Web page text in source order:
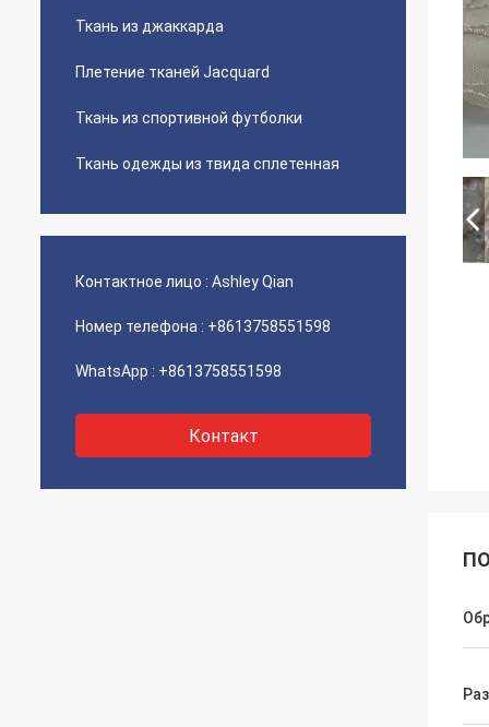
Ткань из джаккарда
Плетение тканей Jacquard
Ткань из спортивной футболки
Ткань одежды из твида сплетенная
Контактное лицо : Ashley Qian
Номер телефона : +8613758551598
WhatsApp : +8613758551598
Контакт